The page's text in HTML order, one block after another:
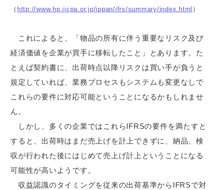
（ http://www.hp.jicpa.or.jp/ippan/ifrs/summary/index.html ）
これによると、「物品の所有に伴う重要なリスク及び
経済価値を企業が買手に移転したこと」とあります。た
とえば契約書に、出荷時点以降リスクは買い手が負うと
規定していれば、業務プロセスもシステムも変更なしで
これらの要件に対応可能ということになるかもしれませ
ん。
しかし、多くの企業ではこれらIFRSの要件を満たすと
すると、出荷時はまだ売上げを計上できずに、納品、検
収が行われた後にはじめて売上げ計上ということになる
可能性が高いようです。
収益認識のタイミングを従来の出荷基準からIFRSで対